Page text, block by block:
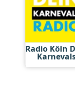
Radio Köln